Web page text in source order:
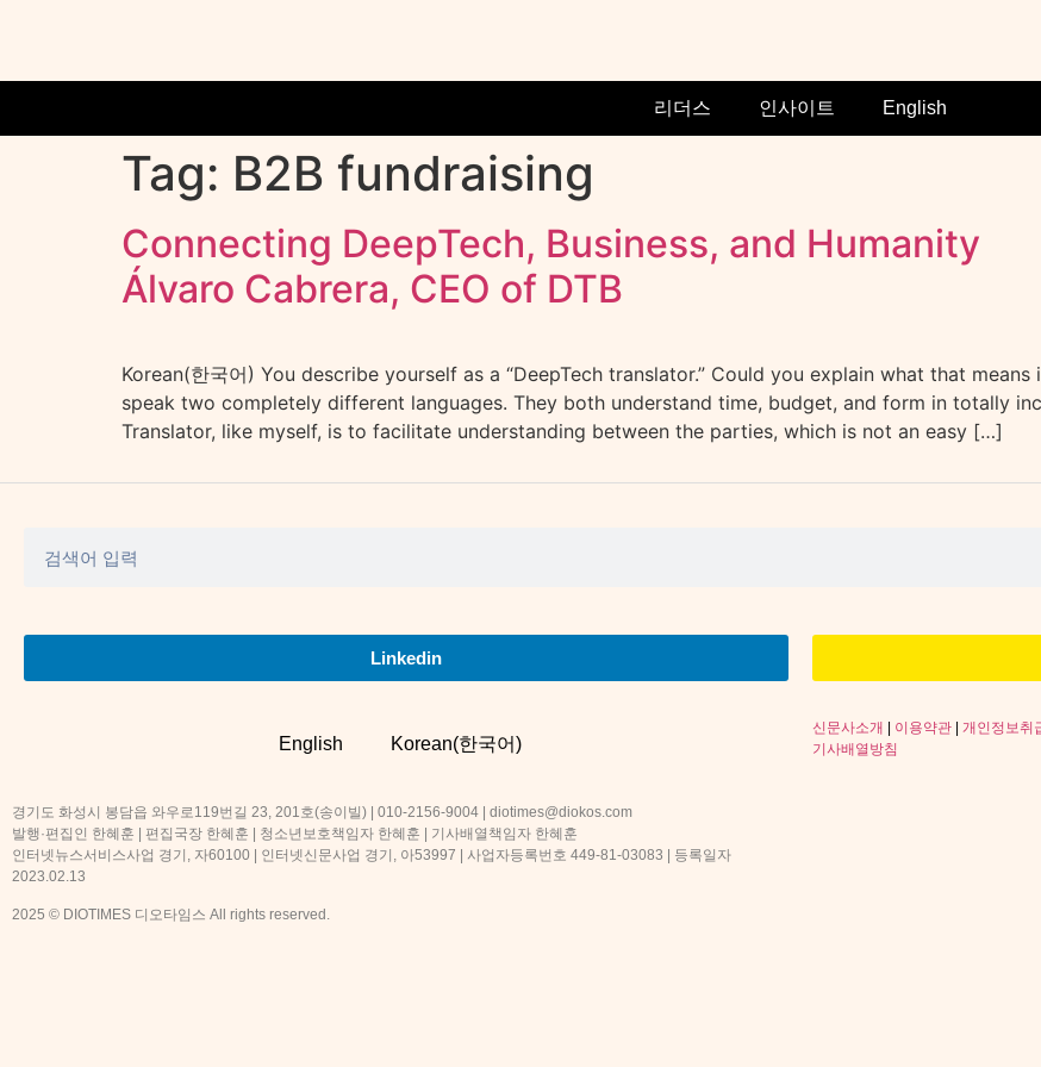
리더스 인사이트 English
Tag: B2B fundraising
Connecting DeepTech, Business, and Humanity
Álvaro Cabrera, CEO of DTB
Korean(한국어) You describe yourself as a “DeepTech translator.” Could you explain what that
speak two completely different languages. They both understand time, budget, and form in totally
Translator, like myself, is to facilitate understanding between the parties, which is not an easy […]
Linkedin
English Korean(한국어)
신문사소개 이용약관 개인정보취
기사배열방침
경기도 화성시 봉담읍 와우로119번길 23, 201호(송이빌) | 010-2156-9004 | diotimes@diokos.com
발행·편집인 한혜훈 | 편집국장 한혜훈 | 청소년보호책임자 한혜훈 | 기사배열책임자 한혜훈
인터넷뉴스서비스사업 경기, 자60100 | 인터넷신문사업 경기, 아53997 | 사업자등록번호 449-81-03083 | 등록일자
2023.02.13
2025 © DIOTIMES 디오타임스 All rights reserved.